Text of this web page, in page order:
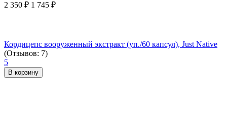
2 350 ₽ 1 745 ₽
Кордицепс вооруженный экстракт (уп./60 капсул), Just Native
(Отзывов: 7)
5
В корзину